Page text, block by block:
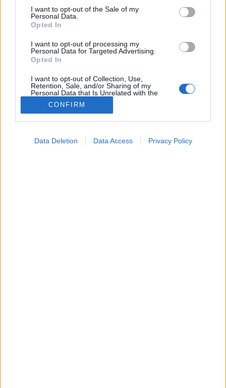
consent section.
I want to opt-out of the Sale of my
Personal Data.
Opted In
I want to opt-out of processing my
Personal Data for Targeted Advertising.
Opted In
I want to opt-out of Collection, Use,
Retention, Sale, and/or Sharing of my
Personal Data that Is Unrelated with the
Purposes for which it was collected.
Opted Out
CONFIRM
Data Deletion Data Access Privacy Policy